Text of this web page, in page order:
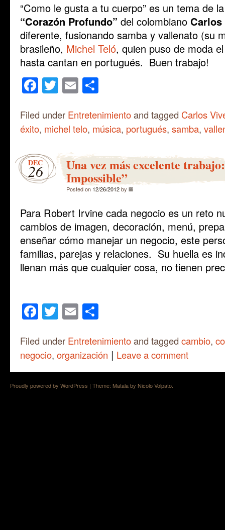
“Como le gusta a tu cuerpo” es un tema de
“Corazón Profundo” del colombiano
diferente, fusionando samba y vallenato (su
brasileño, Michel Teló, quien puso de moda
hasta cantan en portugués. Buen trabajo!
Facebook
Twitter
Email
Filed under Entretenimientoand tagged Carlos
éxito, michel telo, música, portugués, samba,
DEC
26 Una vez más excelente
Impossible”
Posted on 12/26/2012by lili
Para Robert Irvine cada negocio es un reto
cambios de imagen, decoración, menú,
enseñar cómo manejar un negocio, este
familias, parejas y relaciones. Su huella es
llenan más que cualquier cosa, no tienen
Facebook
Twitter
Email
Filed under Entretenimientoand tagged cambio,
negocio, organización | Leave a comment
Proudly powered by WordPress | Theme: Matala by Nicolo Volpato